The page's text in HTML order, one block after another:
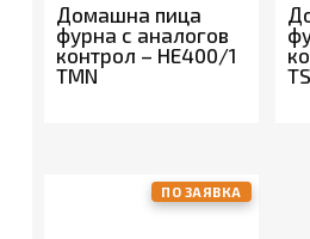
Домашна пица
фурна с аналогов
контрол – HE400/1
TMN
TS
ПО ЗАЯВКА